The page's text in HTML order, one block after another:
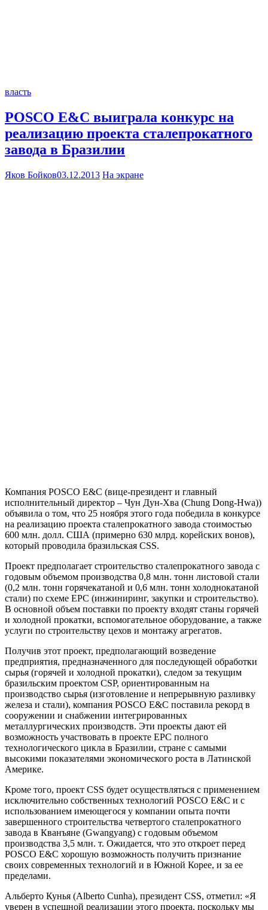
власть
POSCO E&C выиграла конкурс на
реализацию проекта сталепрокатного
завода в Бразилии
Яков Бойков03.12.2013 На экране
Компания POSCO E&C (вице-президент и главный
исполнительный директор – Чун Дун-Хва (Chung Dong-Hwa))
объявила о том, что 25 ноября этого года победила в конкурсе
на реализацию проекта сталепрокатного завода стоимостью
600 млн. долл. США (примерно 630 млрд. корейских вонов),
который проводила бразильская CSS.
Проект предполагает строительство сталепрокатного завода с
годовым объемом производства 0,8 млн. тонн листовой стали
(0,2 млн. тонн горячекатаной и 0,6 млн. тонн холоднокатаной
стали) по схеме EPC (инжиниринг, закупки и строительство).
В основной объем поставки по проекту входят станы горячей
и холодной прокатки, вспомогательное оборудование, а также
услуги по строительству цехов и монтажу агрегатов.
Получив этот проект, предполагающий возведение
предприятия, предназначенного для последующей обработки
сырья (горячей и холодной прокатки), следом за текущим
бразильским проектом CSP, ориентированным на
производство сырья (изготовление и непрерывную разливку
железа и стали), компания POSCO E&C поставила рекорд в
сооружении и снабжении интегрированных
металлургических производств. Эти проекты дают ей
возможность участвовать в проекте EPC полного
технологического цикла в Бразилии, стране с самыми
высокими показателями экономического роста в Латинской
Америке.
Кроме того, проект CSS будет осуществляться с применением
исключительно собственных технологий POSCO E&C и с
использованием имеющегося у компании опыта почти
завершенного строительства четвертого сталепрокатного
завода в Кванъяне (Gwangyang) с годовым объемом
производства 3,5 млн. т. Ожидается, что это откроет перед
POSCO E&C хорошую возможность получить признание
своих современных технологий и в Южной Корее, и за ее
пределами.
Альберто Кунья (Alberto Cunha), президент CSS, отметил: «Я
уверен в успешной реализации этого проекта, поскольку мы